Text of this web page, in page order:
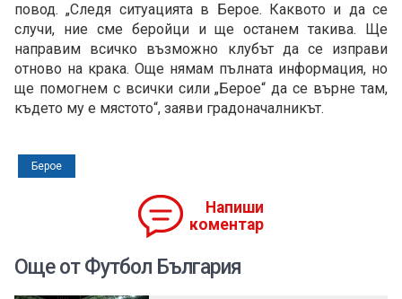
повод. „Следя ситуацията в Берое. Каквото и да се
случи, ние сме беройци и ще останем такива. Ще
направим всичко възможно клубът да се изправи
отново на крака. Още нямам пълната информация, но
ще помогнем с всички сили „Берое“ да се върне там,
където му е мястото“, заяви градоначалникът.
Берое
Напиши
коментар
Още от Футбол България